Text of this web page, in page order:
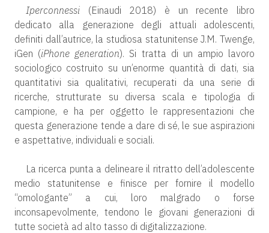
Iperconnessi(Einaudi 2018) è un recente libro
dedicato alla generazione degli attuali adolescenti,
definiti dall’autrice, la studiosa statunitense J.M. Twenge,
iGen (iPhone generation). Si tratta di un ampio lavoro
sociologico costruito su un’enorme quantità di dati, sia
quantitativi sia qualitativi, recuperati da una serie di
ricerche, strutturate su diversa scala e tipologia di
campione, e ha per oggetto le rappresentazioni che
questa generazione tende a dare di sé, le sue aspirazioni
e aspettative, individuali e sociali.
La ricerca punta a delineare il ritratto dell’adolescente
medio statunitense e finisce per fornire il modello
“omologante” a cui, loro malgrado o forse
inconsapevolmente, tendono le giovani generazioni di
tutte società ad alto tasso di digitalizzazione.